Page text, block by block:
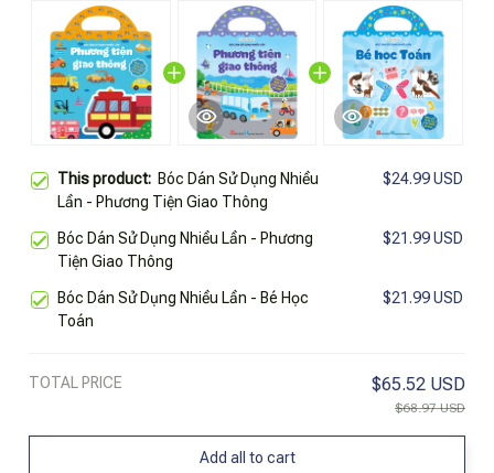
This product: Bóc Dán Sử Dụng Nhiều
Lần - Phương Tiện Giao Thông
$24.99 USD
Bóc Dán Sử Dụng Nhiều Lần - Phương
Tiện Giao Thông
$21.99 USD
Bóc Dán Sử Dụng Nhiều Lần - Bé Học
Toán
$21.99 USD
TOTAL PRICE $65.52 USD
$68.97 USD
Add all to cart